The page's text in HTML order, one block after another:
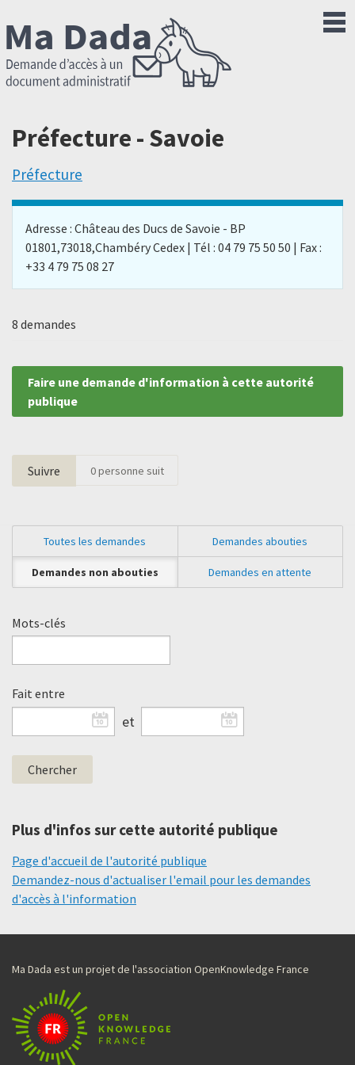
Préfecture - Savoie
Préfecture
Adresse : Château des Ducs de Savoie - BP
01801,73018,Chambéry Cedex | Tél : 04 79 75 50 50 | Fax :
+33 4 79 75 08 27
8 demandes
Faire une demande d'information à cette autorité
publique
Suivre 0personne suit
Toutes les demandes Demandes abouties
Demandes non abouties Demandes en attente
Mots-clés
Fait entre
et
Plus d'infos sur cette autorité publique
Page d'accueil de l'autorité publique
Demandez-nous d'actualiser l'email pour les demandes
d'accès à l'information
Ma Dada est un projet de l'association OpenKnowledge France